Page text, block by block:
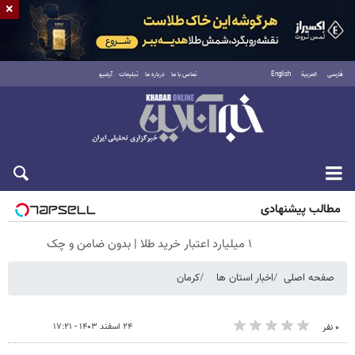
فارسی العربية English تماس با ما درباره ما تبلیغات آرشیو
جمعه ۱۶ مرداد ۱۴۰۵
مطالب پیشنهادی
۱ میلیارد اعتبار خرید طلا | بدون ضامن و چک
صفحه اصلی اخبار استان ها کرمان
۰ نفر ۲۴ اسفند ۱۴۰۳ - ۱۷:۲۱
×